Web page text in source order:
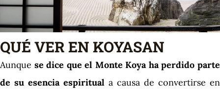
QUÉ VER EN KOYASAN
Aunque se dice que el Monte Koya ha perdido parte
de su esencia espiritual a causa de convertirse en